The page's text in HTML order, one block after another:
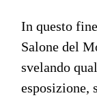
In questo
Salone del
svelando
esposizione,